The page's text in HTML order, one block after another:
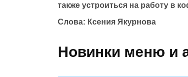
также устроиться на работу в
Слова: Ксения Якурнова
Новинки меню и